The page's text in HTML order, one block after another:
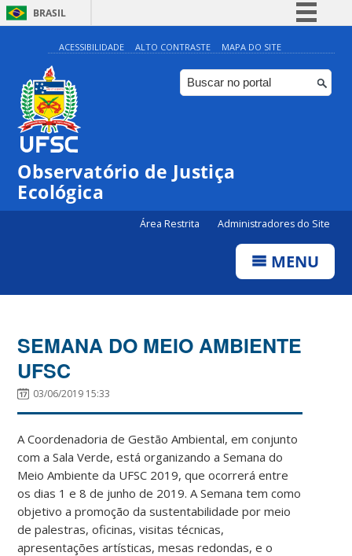
BRASIL
Simplifique!
Comunica BR
Participe
Canais
ACESSIBILIDADE ALTO CONTRASTE MAPA DO SITE
Observatório de Justiça
Ecológica
Área Restrita Administradores do Site
MENU
SEMANA DO MEIO AMBIENTE
UFSC
03/06/2019 15:33
A Coordenadoria de Gestão Ambiental, em conjunto
com a Sala Verde, está organizando a Semana do
Meio Ambiente da UFSC 2019, que ocorrerá entre
os dias 1 e 8 de junho de 2019. A Semana tem como
objetivo a promoção da sustentabilidade por meio
de palestras, oficinas, visitas técnicas,
apresentações artísticas, mesas redondas, e o